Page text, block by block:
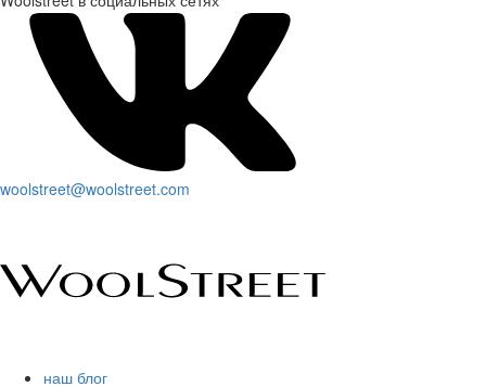
woolstreet@woolstreet.com
наш блог